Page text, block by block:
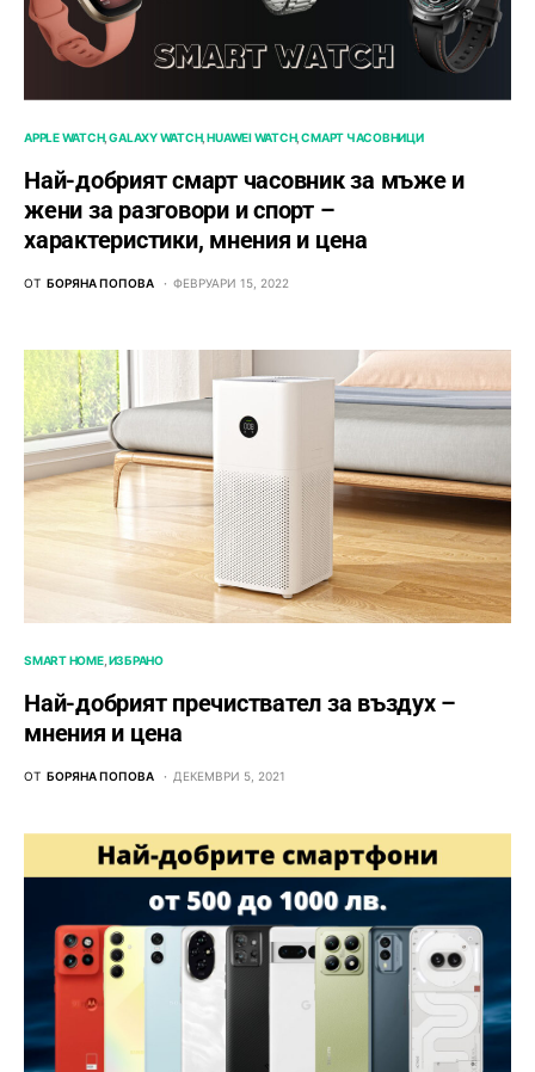
APPLE WATCH GALAXY WATCH HUAWEI WATCH СМАРТ ЧАСОВНИЦИ
Най-добрият смарт часовник за мъже и
жени за разговори и спорт –
характеристики, мнения и цена
ОТ БОРЯНА ПОПОВА ФЕВРУАРИ 15, 2022
SMART HOME ИЗБРАНО
Най-добрият пречиствател за въздух –
мнения и цена
ОТ БОРЯНА ПОПОВА ДЕКЕМВРИ 5, 2021